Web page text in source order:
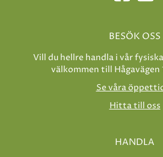
BESÖK OSS
Vill du hellre handla i vår
välkommen till Hågavägen
Se våra
Hitta till oss
HANDLA